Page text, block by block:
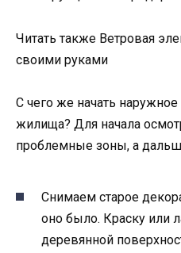
Читать также Ветровая
своими руками
С чего же начать
жилища? Для начала
проблемные зоны, а
Снимаем старое
оно было. Краску или
деревянной